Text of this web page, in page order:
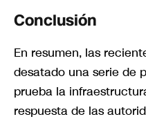
Conclusión
En resumen, las
desatado una serie de
prueba la
respuesta de las